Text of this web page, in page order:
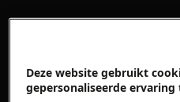
Wees altijd voorzichtig
Deze website gebruikt
gepersonaliseerde ervaring